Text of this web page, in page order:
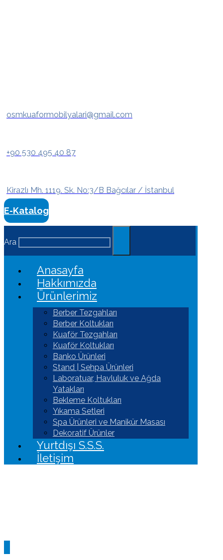
osmkuaformobilyalari@gmail.com
+90 530 495 40 87
Kirazlı Mh. 1119. Sk. No:3/B Bağcılar / İstanbul
E-Katalog
Ara
Anasayfa
Hakkımızda
Ürünlerimiz
Berber Tezgahları
Berber Koltukları
Kuaför Tezgahları
Kuaför Koltukları
Banko Ürünleri
Stand | Sehpa Ürünleri
Laboratuar, Havluluk ve Ağda
Yatakları
Bekleme Koltukları
Yıkama Setleri
Spa Ürünleri ve Manikür Masası
Dekoratif Ürünler
Yurtdışı S.S.S.
İletişim